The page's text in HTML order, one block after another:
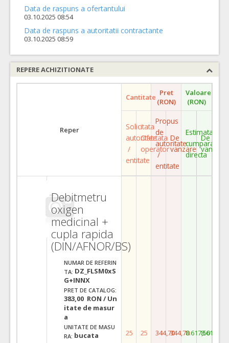
Data de raspuns a ofertantului
03.10.2025 08:54
Data de raspuns a autoritatii contractante
03.10.2025 08:59
REPERE ACHIZITIONATE
Reper
Cantitate Pret
(RON)
Valoare
(RON)
Solicitata
autoritate
/
entitate
Ofertata
operator
Propus
de
autoritate
/
entitate
De
vanzare
Estimata
cumparare
directa
De
vanzare
Debitmetru
oxigen
medicinal +
cupla rapida
(DIN/AFNOR/BS)
NUMAR DE REFERIN
TA: DZ_FLSM0xS
G+INNX
PRET DE CATALOG:
383,00 RON / Un
itate de masur
a
UNITATE DE MASU
RA: bucata 25 25 344,70344,708.617,508.617,50